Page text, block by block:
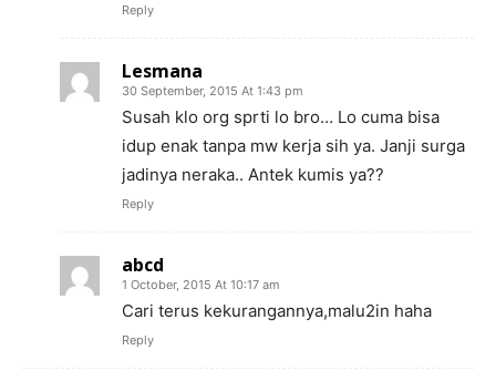
Reply
Lesmana
30 September, 2015 At 1:43 pm
Susah klo org sprti lo bro… Lo cuma bisa
idup enak tanpa mw kerja sih ya. Janji surga
jadinya neraka.. Antek kumis ya??
Reply
abcd
1 October, 2015 At 10:17 am
Cari terus kekurangannya,malu2in haha
Reply